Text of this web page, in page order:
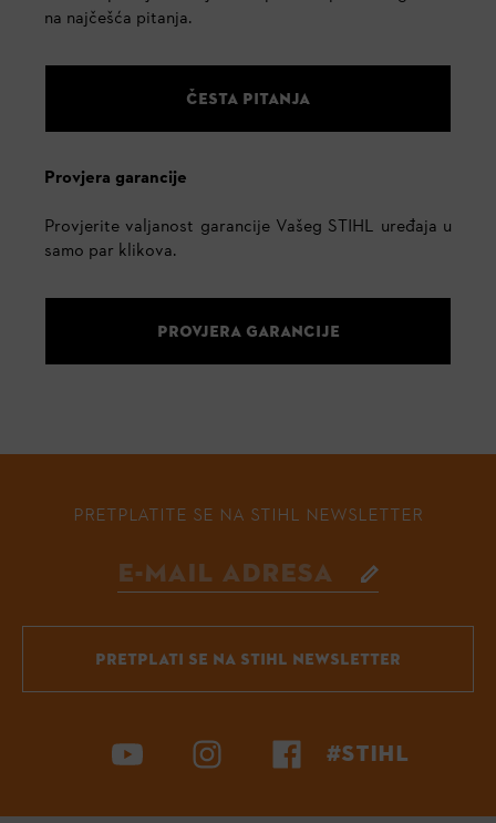
na najčešća pitanja.
ČESTA PITANJA
Provjera garancije
Provjerite valjanost garancije Vašeg STIHL uređaja u
samo par klikova.
PROVJERA GARANCIJE
PRETPLATITE SE NA STIHL NEWSLETTER
PRETPLATI SE NA STIHL NEWSLETTER
#STIHL